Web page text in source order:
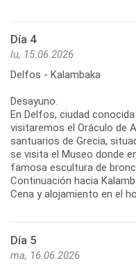
Día 4
lu, 15.06.2026
Delfos - Kalambaka
Desayuno.
En Delfos, ciudad
visitaremos el Oráculo de
santuarios de Grecia,
se visita el Museo donde
famosa escultura de
Continuación hacia
Cena y alojamiento en el
Día 5
ma, 16.06.2026